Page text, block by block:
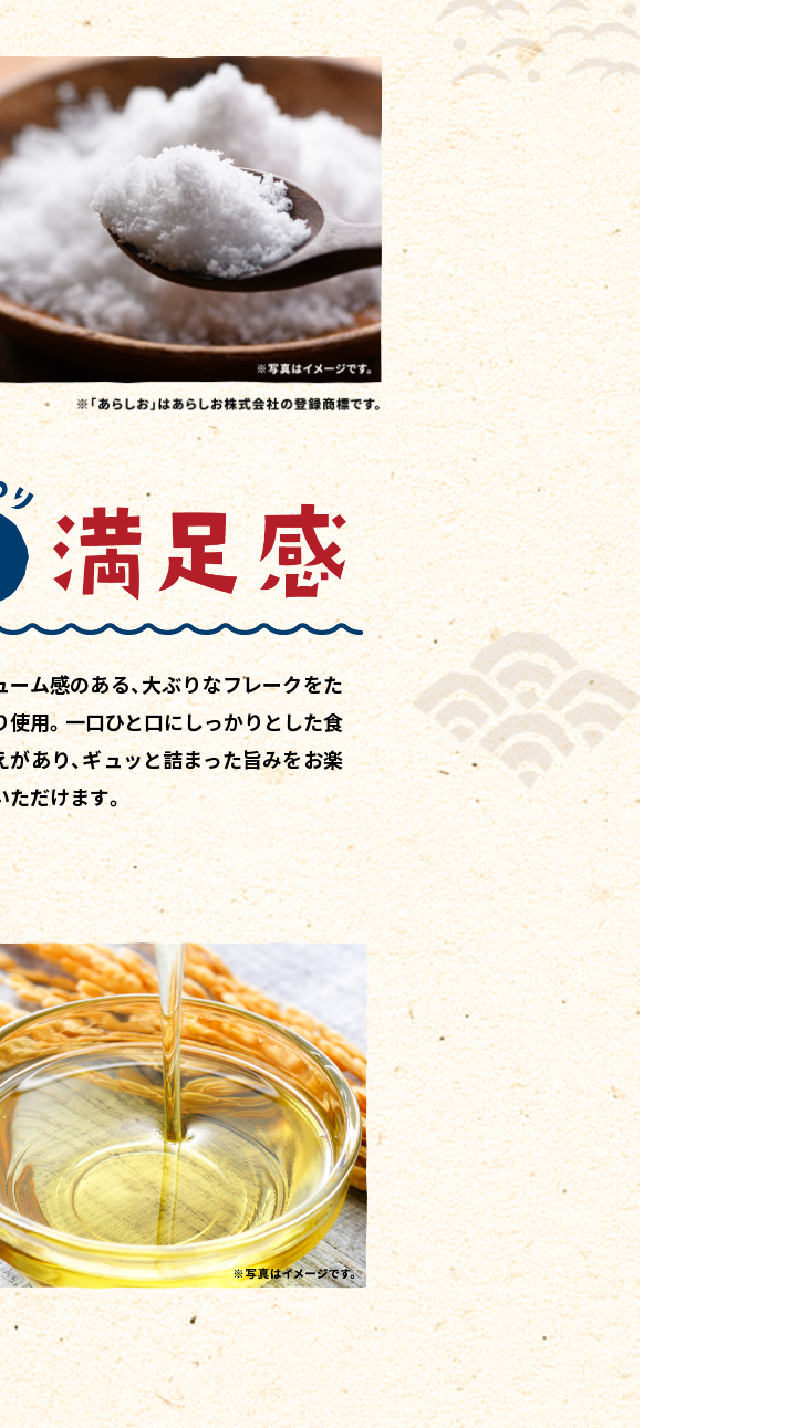
ーム感のある、大ぶりなフレークをた
使用。一口ひと口にしっかりとした食
があり、ギュッと詰まった旨みをお楽
ただけます。